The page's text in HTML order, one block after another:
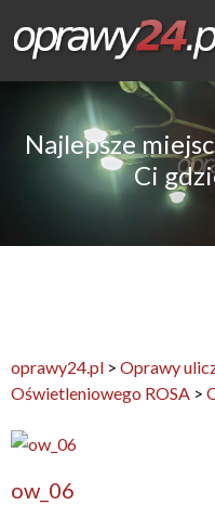
Najlepsze
Ci
oprawy24.pl > Oprawy
Oświetleniowego ROSA >
ow_06